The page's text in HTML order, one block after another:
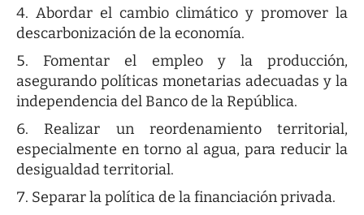
Abordar el cambio climático y promover la
descarbonización de la economía.
Fomentar el empleo y la producción,
asegurando políticas monetarias adecuadas y la
independencia del Banco de la República.
Realizar un reordenamiento territorial,
especialmente en torno al agua, para reducir la
desigualdad territorial.
Separar la política de la financiación privada.